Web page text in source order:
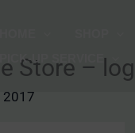
PICK-UP SERVICE
Store –
2017